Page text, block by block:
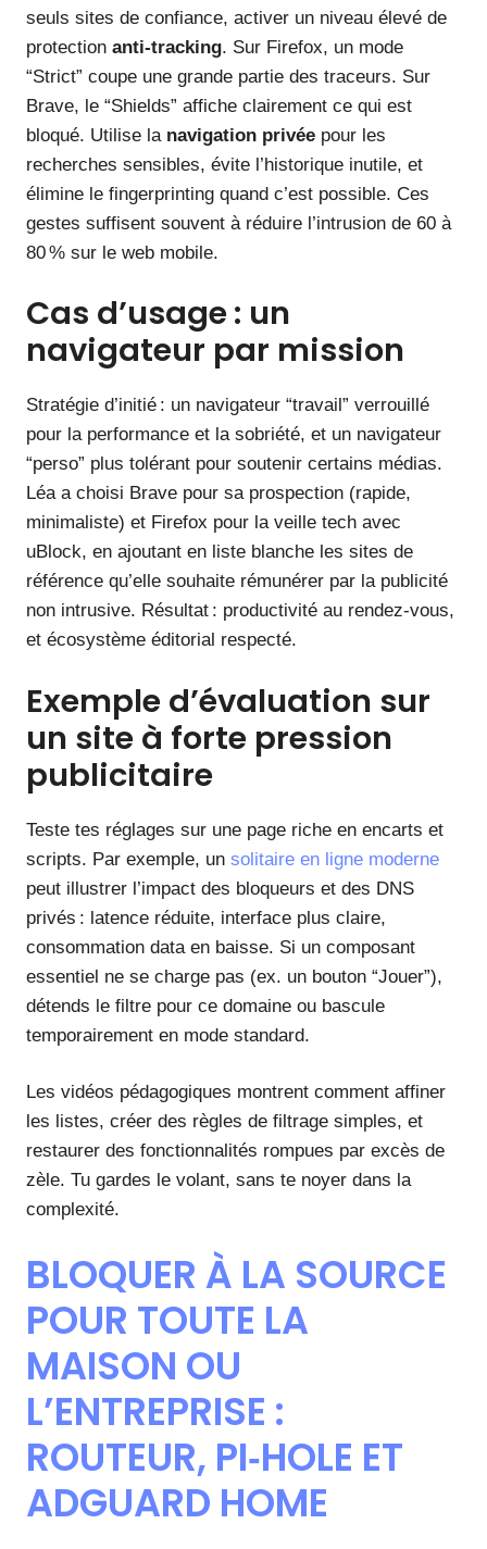
seuls sites de confiance, activer un niveau élevé de
protection anti-tracking. Sur Firefox, un mode
“Strict” coupe une grande partie des traceurs. Sur
Brave, le “Shields” affiche clairement ce qui est
bloqué. Utilise la navigation privée pour les
recherches sensibles, évite l’historique inutile, et
élimine le fingerprinting quand c’est possible. Ces
gestes suffisent souvent à réduire l’intrusion de 60 à
80 % sur le web mobile.
Cas d’usage : un
navigateur par mission
Stratégie d’initié : un navigateur “travail” verrouillé
pour la performance et la sobriété, et un navigateur
“perso” plus tolérant pour soutenir certains médias.
Léa a choisi Brave pour sa prospection (rapide,
minimaliste) et Firefox pour la veille tech avec
uBlock, en ajoutant en liste blanche les sites de
référence qu’elle souhaite rémunérer par la publicité
non intrusive. Résultat : productivité au rendez-vous,
et écosystème éditorial respecté.
Exemple d’évaluation sur
un site à forte pression
publicitaire
Teste tes réglages sur une page riche en encarts et
scripts. Par exemple, un solitaire en ligne moderne
peut illustrer l’impact des bloqueurs et des DNS
privés : latence réduite, interface plus claire,
consommation data en baisse. Si un composant
essentiel ne se charge pas (ex. un bouton “Jouer”),
détends le filtre pour ce domaine ou bascule
temporairement en mode standard.
Les vidéos pédagogiques montrent comment affiner
les listes, créer des règles de filtrage simples, et
restaurer des fonctionnalités rompues par excès de
zèle. Tu gardes le volant, sans te noyer dans la
complexité.
BLOQUER À LA SOURCE
POUR TOUTE LA
MAISON OU
L’ENTREPRISE :
ROUTEUR, PI‑HOLE ET
ADGUARD HOME